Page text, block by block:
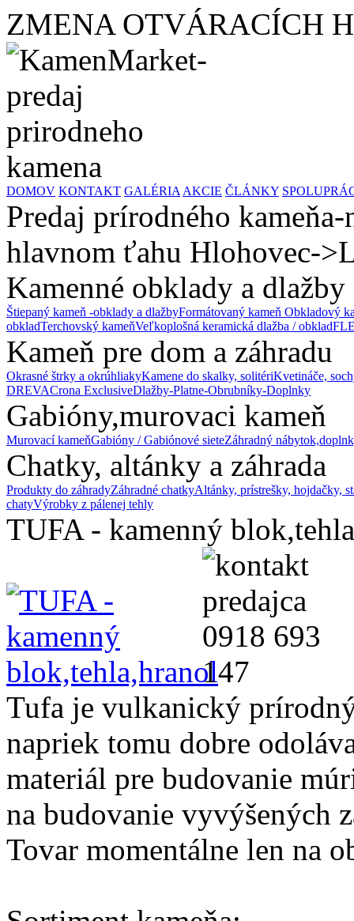
ZMENA OTVÁRACÍCH
DOMOV KONTAKT GALÉRIA AKCIE ČLÁNKY
Predaj prírodného
hlavnom ťahu Hlohovec-
Kamenné obklady a dlažby
Štiepaný kameň -obklady a dlažbyFormátovaný kameň Obkladový
obkladTerchovský kameňVeľkoplošná keramická dlažba / obklad
Kameň pre dom a záhradu
Okrasné štrky a okrúhliakyKamene do skalky, solitériKvetináče,
DREVACrona ExclusiveDlažby-Platne-Obrubníky-Doplnky
Gabióny,murovaci kameň
Murovací kameňGabióny / Gabiónové sieteZáhradný
Chatky, altánky a záhrada
Produkty do záhradyZáhradné chatkyAltánky, prístrešky, hojdačky,
chatyVýrobky z pálenej tehly
TUFA - kamenný
Tufa je vulkanický
napriek tomu dobre
materiál pre budovanie
na budovanie vyvýšených
Tovar momentálne len na